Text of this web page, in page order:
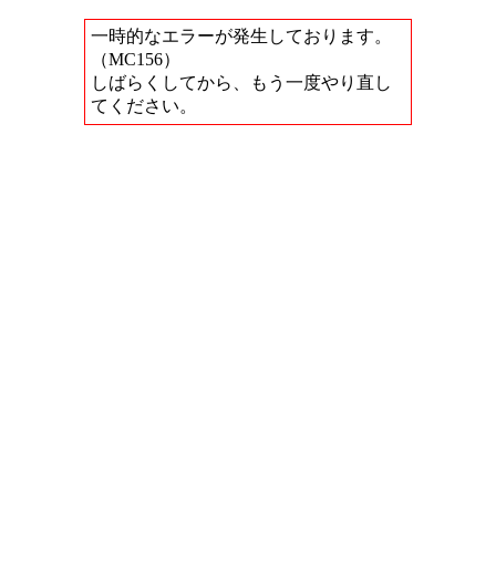
一時的なエラーが発生しております。
（MC156）
しばらくしてから、もう一度やり直し
てください。